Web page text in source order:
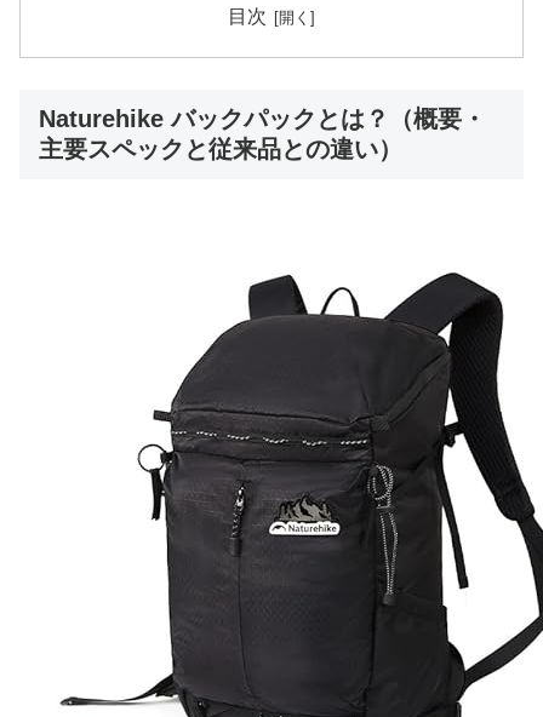
目次
Naturehike バックパックとは？（概要・
主要スペックと従来品との違い）